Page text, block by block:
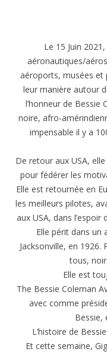
Le 15 Juin
aéronautiques/
aéroports, musées et
leur manière autour
l’honneur de Bessie
noire, afro-
impensable il y a
De retour aux USA,
pour fédérer les
Elle est retournée en
les meilleurs pilotes,
aux USA, dans
Elle périt dans un
Jacksonville, en
tous,
Elle est
The Bessie Coleman
avec comme
Bessie,
L’histoire de
Et cette semaine,